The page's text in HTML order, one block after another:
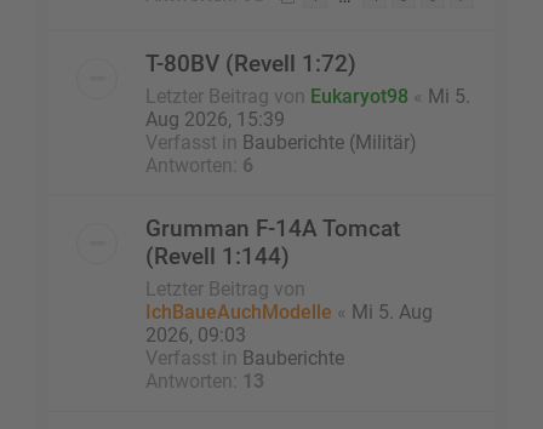
T-80BV (Revell 1:72)
Letzter Beitrag von Eukaryot98 « Mi 5.
Aug 2026, 15:39
Verfasst in Bauberichte (Militär)
Antworten: 6
Grumman F-14A Tomcat
(Revell 1:144)
Letzter Beitrag von
IchBaueAuchModelle « Mi 5. Aug
2026, 09:03
Verfasst in Bauberichte
Antworten:
13